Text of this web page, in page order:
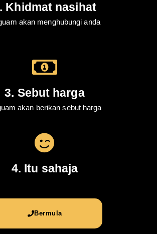
Khidmat nasihat
akan menghubungi anda
3. Sebut harga
akan berikan sebut harga
4. Itu sahaja
Bermula